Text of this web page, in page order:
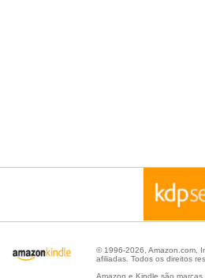
© 1996-2026, Amazon.com,
afiliadas. Todos os direitos
Amazon e Kindle são marcas